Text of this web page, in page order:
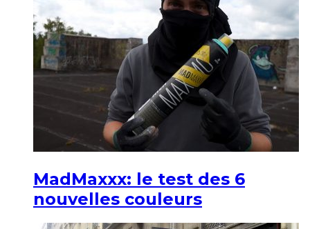
MadMaxxx: le test des 6
nouvelles couleurs